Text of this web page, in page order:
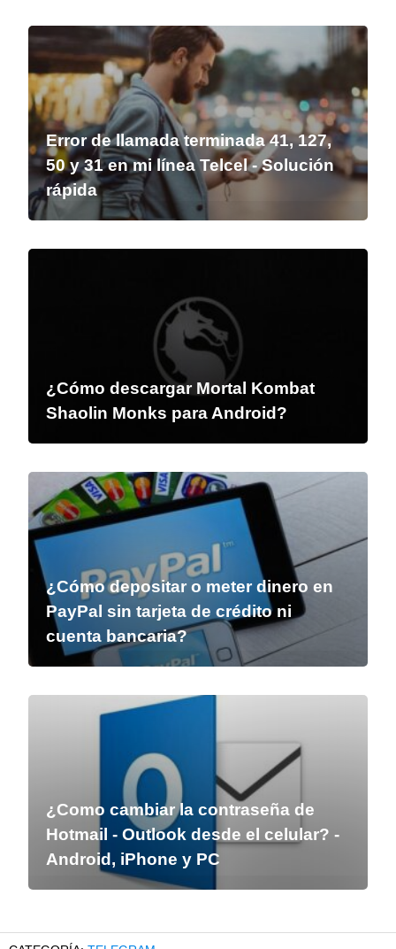
Error de llamada terminada 41, 127,
50 y 31 en mi línea Telcel - Solución
rápida
¿Cómo descargar Mortal Kombat
Shaolin Monks para Android?
¿Cómo depositar o meter dinero en
PayPal sin tarjeta de crédito ni
cuenta bancaria?
¿Como cambiar la contraseña de
Hotmail - Outlook desde el celular? -
Android, iPhone y PC